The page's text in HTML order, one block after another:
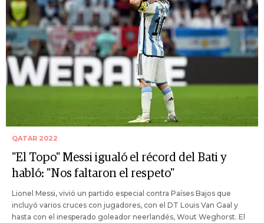
QATAR 2022
"El Topo" Messi igualó el récord del Bati y
habló: "Nos faltaron el respeto"
Lionel Messi, vivió un partido especial contra Países Bajos que
incluyó varios cruces con jugadores, con el DT Louis Van Gaal y
hasta con el inesperado goleador neerlandés, Wout Weghorst. El